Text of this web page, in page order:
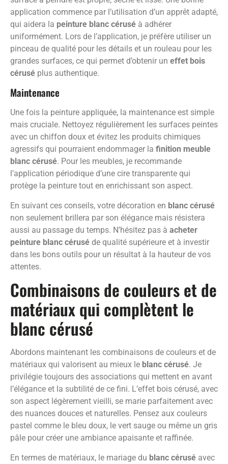
application commence par l’utilisation d’un apprêt adapté,
qui aidera la peinture blanc cérusé à adhérer
uniformément. Lors de l’application, je préfère utiliser un
pinceau de qualité pour les détails et un rouleau pour les
grandes surfaces, ce qui permet d’obtenir un effet bois
cérusé plus authentique.
Maintenance
Une fois la peinture appliquée, la maintenance est simple
mais cruciale. Nettoyez régulièrement les surfaces peintes
avec un chiffon doux et évitez les produits chimiques
agressifs qui pourraient endommager la finition meuble
blanc cérusé. Pour les meubles, je recommande
l’application périodique d’une cire transparente qui
protège la peinture tout en enrichissant son aspect.
En suivant ces conseils, votre décoration en blanc cérusé
non seulement brillera par son élégance mais résistera
aussi au passage du temps. N’hésitez pas à acheter
peinture blanc cérusé de qualité supérieure et à investir
dans les bons outils pour un résultat à la hauteur de vos
attentes.
Combinaisons de couleurs et de
matériaux qui complètent le
blanc cérusé
Abordons maintenant les combinaisons de couleurs et de
matériaux qui valorisent au mieux le blanc cérusé. Je
privilégie toujours des associations qui mettent en avant
l’élégance et la subtilité de ce fini. L’effet bois cérusé, avec
son aspect légèrement vieilli, se marie parfaitement avec
des nuances douces et naturelles. Pensez aux couleurs
pastel comme le bleu doux, le vert sauge ou même un gris
pâle pour créer une ambiance apaisante et raffinée.
En termes de matériaux, le mariage du blanc cérusé avec